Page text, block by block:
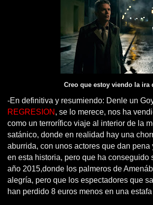
Creo que estoy viendo la ira
-En definitiva y resumiendo: Denle un
REGRESION , se lo merece, nos ha
como un terrorífico viaje al interior de la
satánico, donde en realidad hay una
aburrida, con unos actores que dan
en esta historia, pero que ha
año 2015,donde los palmeros de
alegría, pero que los espectadores que
han perdido 8 euros menos en una